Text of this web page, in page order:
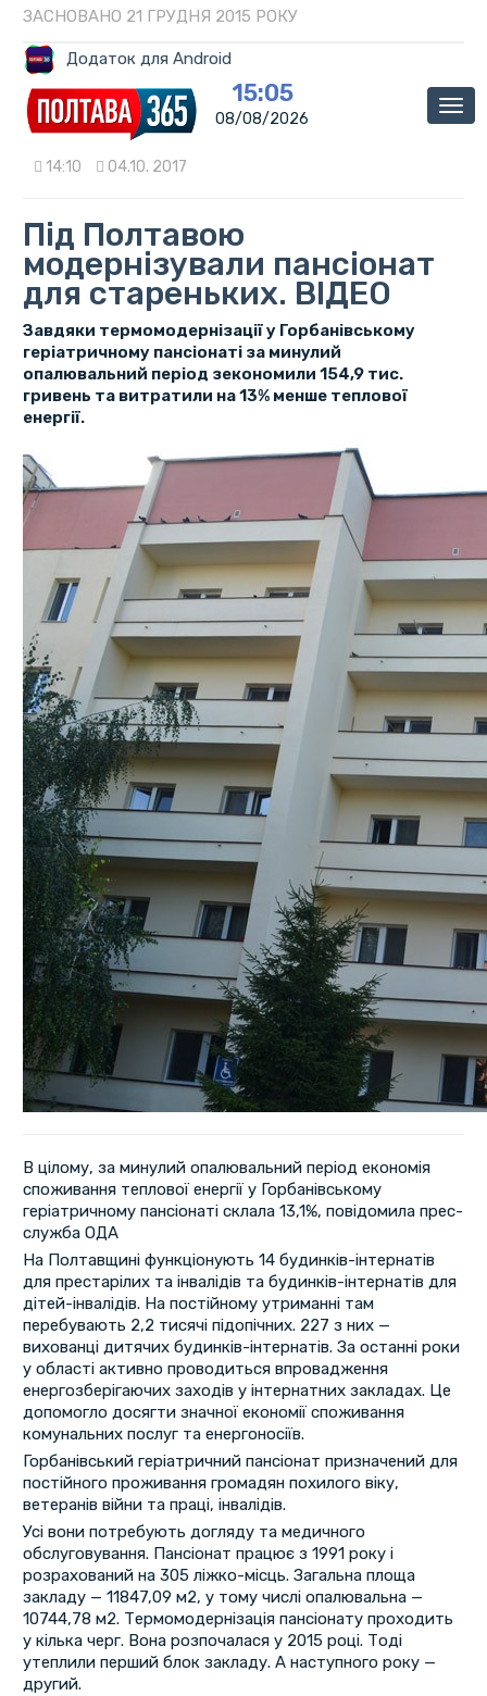
ЗАСНОВАНО 21 ГРУДНЯ 2015 РОКУ
Додаток для Android
15:05
08/08/2026
14:10 04.10. 2017
Під Полтавою
модернізували пансіонат
для стареньких. ВІДЕО
Завдяки термомодернізації у Горбанівському
геріатричному пансіонаті за минулий
опалювальний період зекономили 154,9 тис.
гривень та витратили на 13% менше теплової
енергії.
В цілому, за минулий опалювальний період економія
споживання теплової енергії у Горбанівському
геріатричному пансіонаті склала 13,1%, повідомила прес-
служба ОДА
На Полтавщині функціонують 14 будинків-інтернатів
для престарілих та інвалідів та будинків-інтернатів для
дітей-інвалідів. На постійному утриманні там
перебувають 2,2 тисячі підопічних. 227 з них —
вихованці дитячих будинків-інтернатів. За останні роки
у області активно проводиться впровадження
енергозберігаючих заходів у інтернатних закладах. Це
допомогло досягти значної економії споживання
комунальних послуг та енергоносіїв.
Горбанівський геріатричний пансіонат призначений для
постійного проживання громадян похилого віку,
ветеранів війни та праці, інвалідів.
Усі вони потребують догляду та медичного
обслуговування. Пансіонат працює з 1991 року і
розрахований на 305 ліжко-місць. Загальна площа
закладу — 11847,09 м2, у тому числі опалювальна —
10744,78 м2. Термомодернізація пансіонату проходить
у кілька черг. Вона розпочалася у 2015 році. Тоді
утеплили перший блок закладу. А наступного року —
другий.